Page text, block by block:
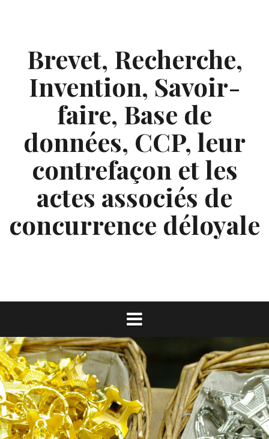
Brevet, Recherche,
Invention, Savoir-
faire, Base de
données, CCP, leur
contrefaçon et les
actes associés de
concurrence déloyale